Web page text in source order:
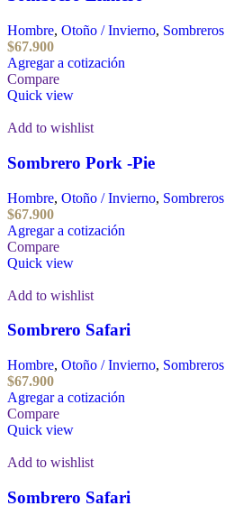
Hombre, Otoño / Invierno, Sombreros
$67.900
Agregar a cotización
Compare
Quick view
Add to wishlist
Sombrero Pork -Pie
Hombre, Otoño / Invierno, Sombreros
$67.900
Agregar a cotización
Compare
Quick view
Add to wishlist
Sombrero Safari
Hombre, Otoño / Invierno, Sombreros
$67.900
Agregar a cotización
Compare
Quick view
Add to wishlist
Sombrero Safari